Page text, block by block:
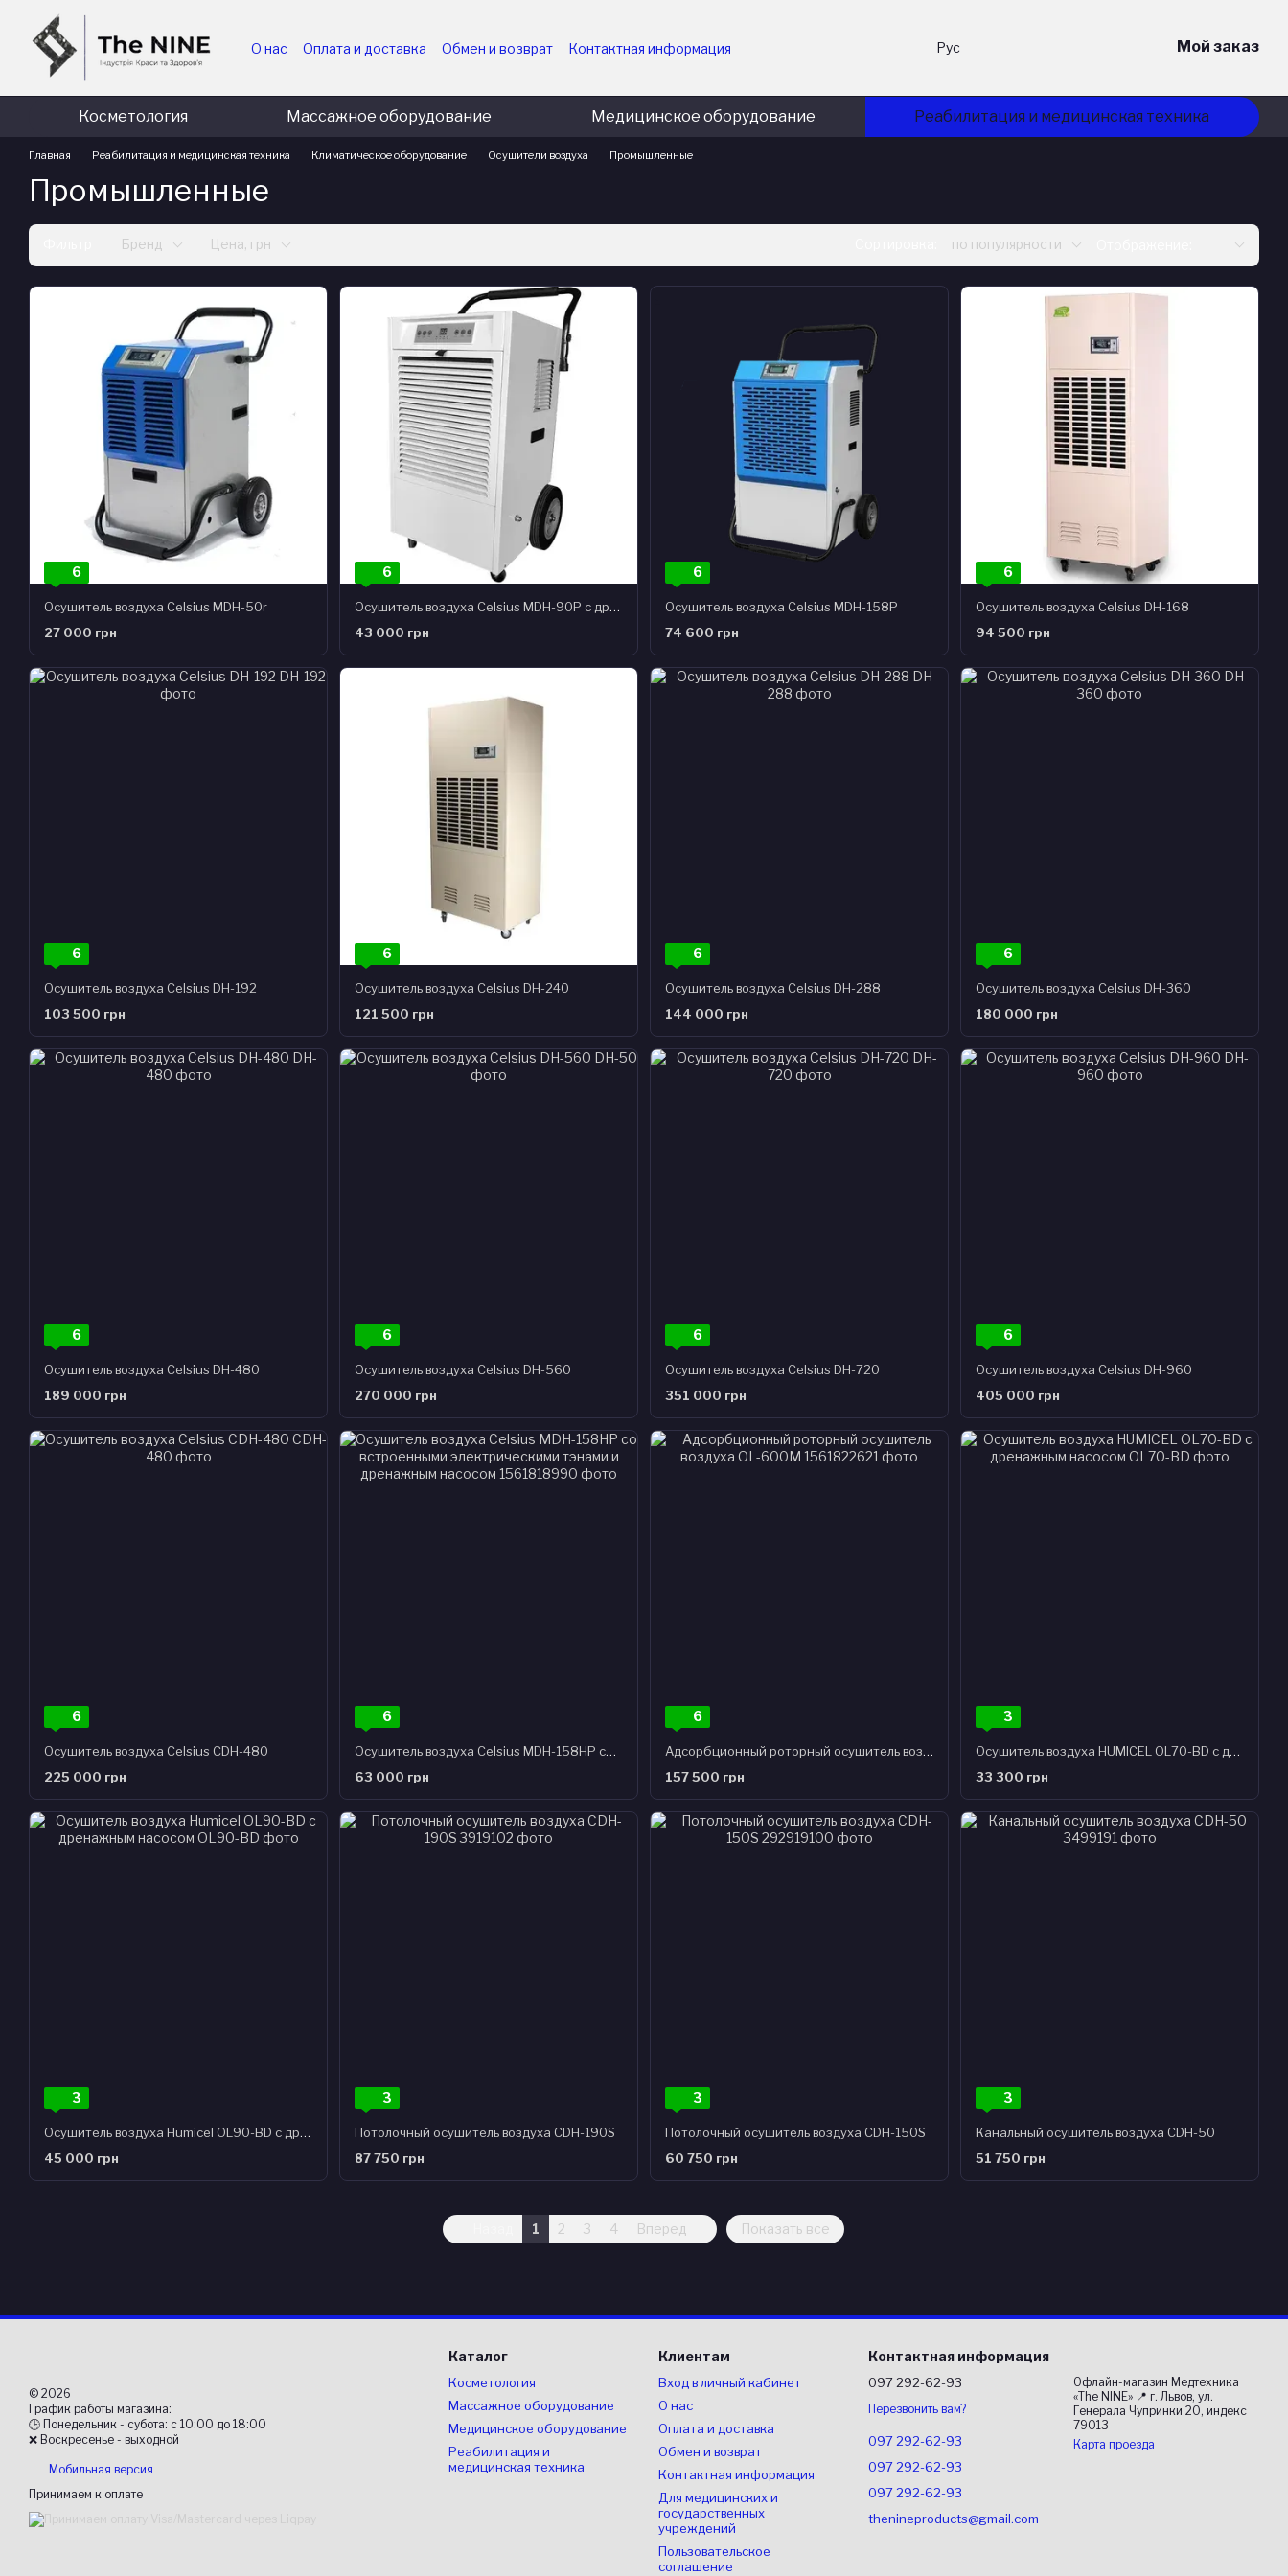
Перейти к основному контенту
О нас Оплата и доставка Обмен и возврат
Контактная информация
Рус Мой заказ
Косметология Массажное оборудование Медицинское оборудование Реабилитация и медицинская техника
Главная Реабилитация и медицинская техника Климатическое оборудование Осушители воздуха Промышленные
Промышленные
Бренд Цена, грн по популярности
6
Осушитель воздуха Celsius MDH-50r
27 000 грн
6
Осушитель воздуха Celsius MDH-90P с дренажным насосом
43 000 грн
6
Осушитель воздуха Celsius MDH-158P
74 600 грн
6
Осушитель воздуха Celsius DH-168
94 500 грн
6
Осушитель воздуха Celsius DH-192
103 500 грн
6
Осушитель воздуха Celsius DH-240
121 500 грн
6
Осушитель воздуха Celsius DH-288
144 000 грн
6
Осушитель воздуха Celsius DH-360
180 000 грн
6
Осушитель воздуха Celsius DH-480
189 000 грн
6
Осушитель воздуха Celsius DH-560
270 000 грн
6
Осушитель воздуха Celsius DH-720
351 000 грн
6
Осушитель воздуха Celsius DH-960
405 000 грн
6
Осушитель воздуха Celsius CDH-480
225 000 грн
6
Осушитель воздуха Celsius MDH-158HP со встроенными электрическими тэнами и дренажным насосом
63 000 грн
6
Адсорбционный роторный осушитель воздуха OL-600M
157 500 грн
3
Осушитель воздуха HUMICEL OL70-BD с дренажным насосом
33 300 грн
3
Осушитель воздуха Humicel OL90-BD с дренажным насосом
45 000 грн
3
Потолочный осушитель воздуха CDH-190S
87 750 грн
3
Потолочный осушитель воздуха CDH-150S
60 750 грн
3
Канальный осушитель воздуха CDH-50
51 750 грн
1 2 3 4 Вперед Показать все
© 2026
График работы магазина:
🕒 Понедельник - субота: с 10:00 до 18:00
❌ Воскресенье - выходной
Мобильная версия
Принимаем к оплате
Каталог
Косметология
Массажное оборудование
Медицинское оборудование
Реабилитация и
медицинская техника
Клиентам
Вход в личный кабинет
О нас
Оплата и доставка
Обмен и возврат
Контактная информация
Для медицинских и
государственных
учреждений
Пользовательское
соглашение
Контактная информация
097 292-62-93
Перезвонить вам?
097 292-62-93
097 292-62-93
097 292-62-93
thenineproducts@gmail.com
Офлайн-магазин Медтехника
«The NINE» 📍 г. Львов, ул.
Генерала Чупринки 20, индекс
79013
Карта проезда